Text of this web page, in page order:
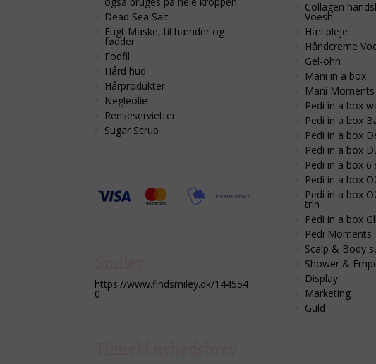
Dead Sea Salt
Fugt Maske, til hænder og
fødder
Fodfil
Hård hud
Hårprodukter
Negleolie
Renseservietter
Sugar Scrub
https://www.findsmiley.dk/144554
0
Collagen
Voesh
Hæl pleje
Håndcreme
Gel-ohh
Mani in a box
Mani Moments
Pedi in a box
Pedi in a box
Pedi in a box
Pedi in a box
Pedi in a box 6
Pedi in a box
Pedi in a box
trin
Pedi in a box
Pedi Moments
Scalp & Body
Shower &
Display
Marketing
Guld